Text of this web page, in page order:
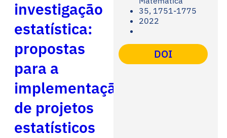
investigação
estatística:
propostas
para a
implementação
de projetos
estatísticos
35, 1751-1775
2022
DOI